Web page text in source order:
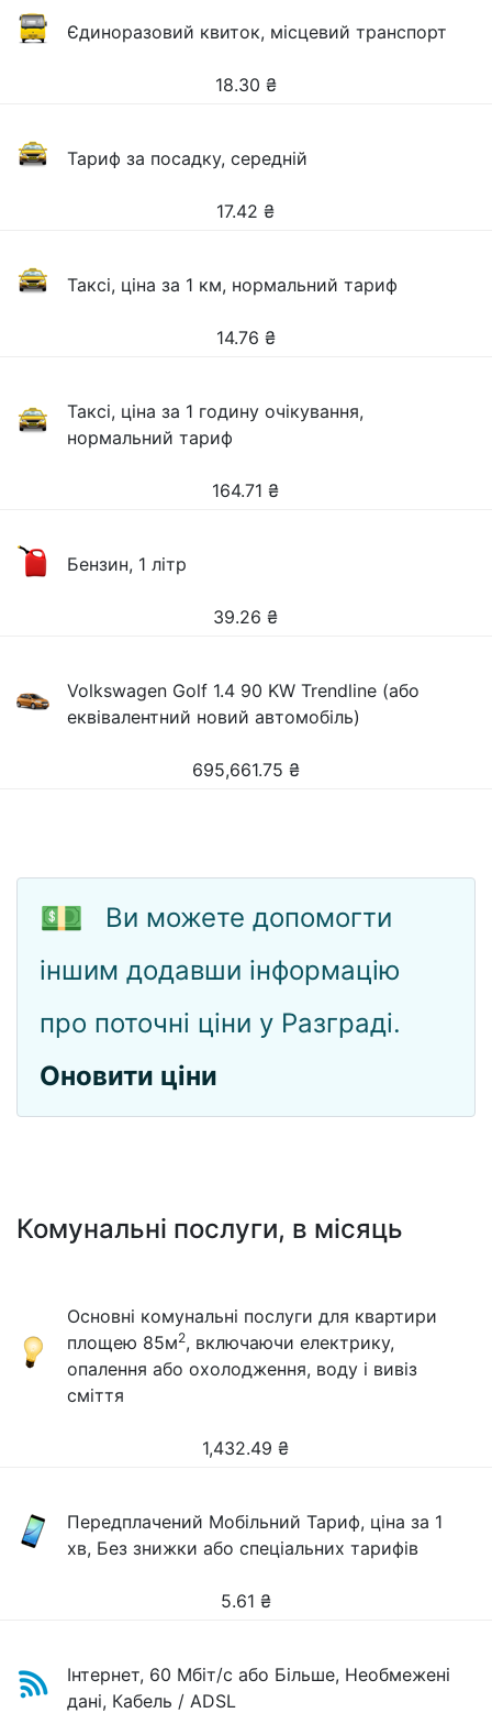
Єдиноразовий квиток, місцевий транспорт
18.30 ₴
Тариф за посадку, середній
17.42 ₴
Таксі, ціна за 1 км, нормальний тариф
14.76 ₴
Таксі, ціна за 1 годину очікування,
нормальний тариф
164.71 ₴
Бензин, 1 літр
39.26 ₴
Volkswagen Golf 1.4 90 KW Trendline (або
еквівалентний новий автомобіль)
695,661.75 ₴
💵
Ви можете допомогти
іншим додавши інформацію
про поточні ціни у Разграді.
Оновити ціни
Комунальні послуги, в місяць
Основні комунальні послуги для квартири
площею 85м2, включаючи електрику,
опалення або охолодження, воду і вивіз
сміття
1,432.49 ₴
Передплачений Мобільний Тариф, ціна за 1
хв, Без знижки або спеціальних тарифів
5.61 ₴
Інтернет, 60 Мбіт/с або Більше, Необмежені
дані, Кабель / ADSL